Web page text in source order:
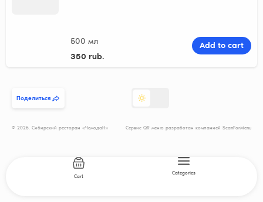
500 мл
350 rub.
Add to cart
Поделиться
© 2026. Сибирский ресторан «ЧемодаН» Сервис QR меню разработан компанией ScanForMenu
Cart
Categories